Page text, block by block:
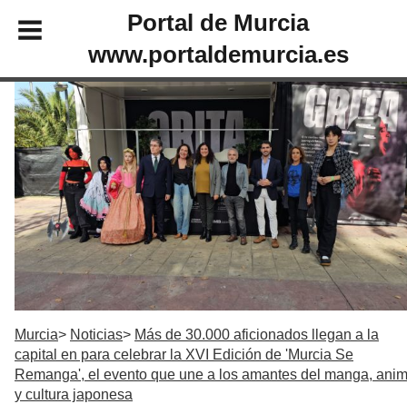
Portal de Murcia
www.portaldemurcia.es
Murcia Noticias
Más de 30.000 aficionados llegan a la
capital en para celebrar la XVI Edición de 'Murcia Se
Remanga', el evento que une a los amantes del manga,
y cultura japonesa